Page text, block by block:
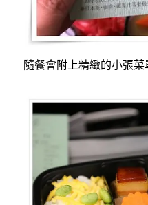
隨餐會附上精緻的小張菜